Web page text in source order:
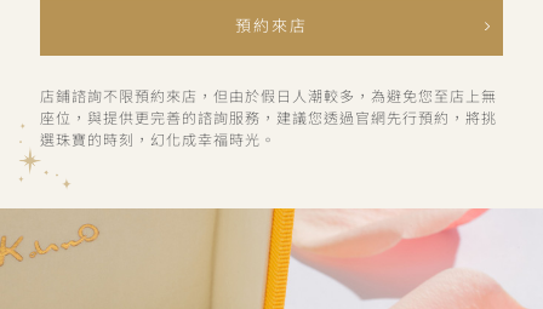
預約來店
店鋪諮詢不限預約來店，但由於假日人潮較多，為避免您至店上無
座位，與提供更完善的諮詢服務，建議您透過官網先行預約，將挑
選珠寶的時刻，幻化成幸福時光。